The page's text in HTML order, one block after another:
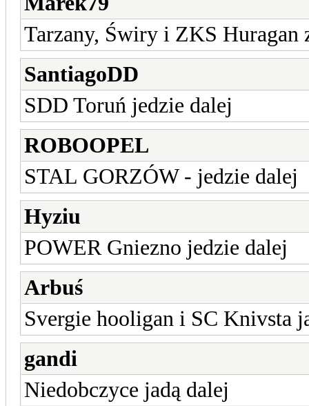
Tarzany, Świry i ZKS Huragan
SantiagoDD
SDD Toruń jedzie dalej
ROBOOPEL
STAL GORZÓW - jedzie dalej
Hyziu
POWER Gniezno jedzie dalej
Arbuś
Svergie hooligan i SC Knivsta
gandi
Niedobczyce jadą dalej